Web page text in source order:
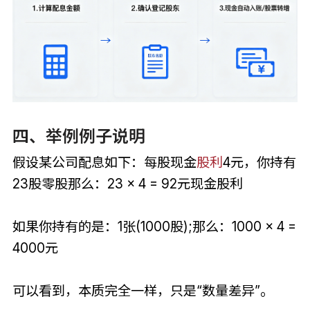
四、举例例子说明
假设某公司配息如下：每股现金股利4元，你持有
23股零股那么：23 × 4 = 92元现金股利
如果你持有的是：1张(1000股);那么：1000 × 4 =
4000元
可以看到，本质完全一样，只是“数量差异”。